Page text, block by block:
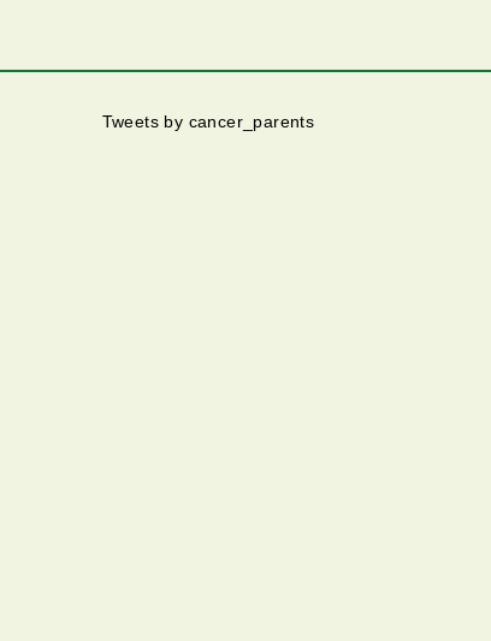
Tweets by cancer_parents